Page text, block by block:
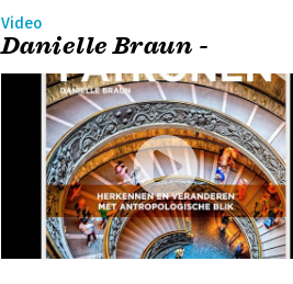
Video
Danielle Braun -